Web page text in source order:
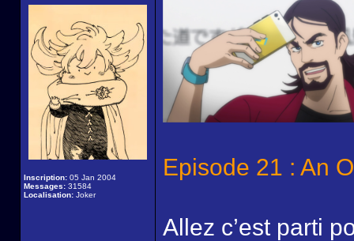
Inscription: 05 Jan 2004
Messages: 31584
Localisation: Joker
Episode 21 : An
Allez c’est parti